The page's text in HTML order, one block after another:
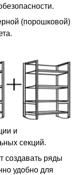
(порошковой)
и
секций.
создавать ряды
удобно для